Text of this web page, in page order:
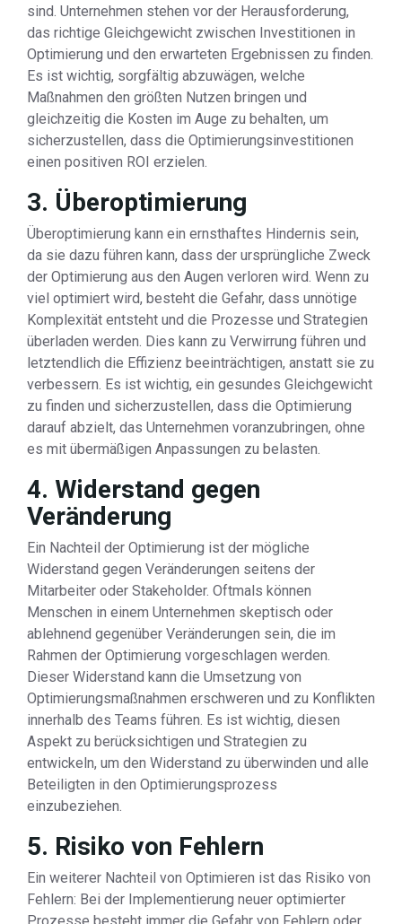
sind. Unternehmen stehen vor der Herausforderung,
das richtige Gleichgewicht zwischen Investitionen in
Optimierung und den erwarteten Ergebnissen zu finden.
Es ist wichtig, sorgfältig abzuwägen, welche
Maßnahmen den größten Nutzen bringen und
gleichzeitig die Kosten im Auge zu behalten, um
sicherzustellen, dass die Optimierungsinvestitionen
einen positiven ROI erzielen.
3. Überoptimierung
Überoptimierung kann ein ernsthaftes Hindernis sein,
da sie dazu führen kann, dass der ursprüngliche Zweck
der Optimierung aus den Augen verloren wird. Wenn zu
viel optimiert wird, besteht die Gefahr, dass unnötige
Komplexität entsteht und die Prozesse und Strategien
überladen werden. Dies kann zu Verwirrung führen und
letztendlich die Effizienz beeinträchtigen, anstatt sie zu
verbessern. Es ist wichtig, ein gesundes Gleichgewicht
zu finden und sicherzustellen, dass die Optimierung
darauf abzielt, das Unternehmen voranzubringen, ohne
es mit übermäßigen Anpassungen zu belasten.
4. Widerstand gegen
Veränderung
Ein Nachteil der Optimierung ist der mögliche
Widerstand gegen Veränderungen seitens der
Mitarbeiter oder Stakeholder. Oftmals können
Menschen in einem Unternehmen skeptisch oder
ablehnend gegenüber Veränderungen sein, die im
Rahmen der Optimierung vorgeschlagen werden.
Dieser Widerstand kann die Umsetzung von
Optimierungsmaßnahmen erschweren und zu Konflikten
innerhalb des Teams führen. Es ist wichtig, diesen
Aspekt zu berücksichtigen und Strategien zu
entwickeln, um den Widerstand zu überwinden und alle
Beteiligten in den Optimierungsprozess
einzubeziehen.
5. Risiko von Fehlern
Ein weiterer Nachteil von Optimieren ist das Risiko von
Fehlern: Bei der Implementierung neuer optimierter